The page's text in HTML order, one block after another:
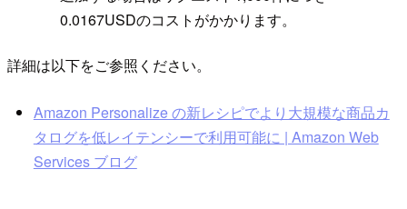
0.0167USDのコストがかかります。
詳細は以下をご参照ください。
Amazon Personalize の新レシピでより大規模な商品カ
タログを低レイテンシーで利用可能に | Amazon Web
Services ブログ